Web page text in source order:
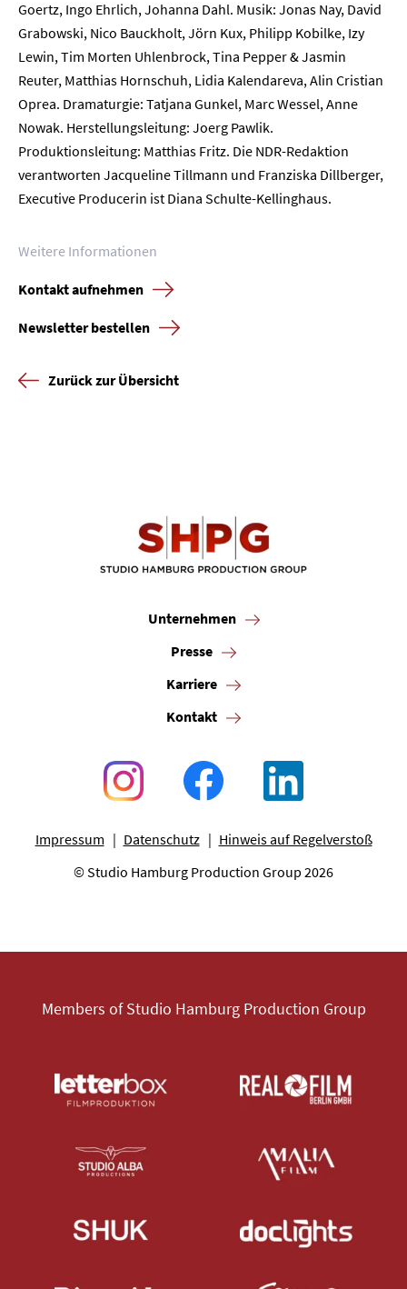
Goertz, Ingo Ehrlich, Johanna Dahl. Musik: Jonas Nay, David
Grabowski, Nico Bauckholt, Jörn Kux, Philipp Kobilke, Izy
Lewin, Tim Morten Uhlenbrock, Tina Pepper & Jasmin
Reuter, Matthias Hornschuh, Lidia Kalendareva, Alin Cristian
Oprea. Dramaturgie: Tatjana Gunkel, Marc Wessel, Anne
Nowak. Herstellungsleitung: Joerg Pawlik.
Produktionsleitung: Matthias Fritz. Die NDR-Redaktion
verantworten Jacqueline Tillmann und Franziska Dillberger,
Executive Producerin ist Diana Schulte-Kellinghaus.
Weitere Informationen
Kontakt aufnehmen
Newsletter bestellen
Zurück zur Übersicht
Unternehmen
Presse
Karriere
Kontakt
Impressum Datenschutz
Hinweis auf Regelverstoß
© Studio Hamburg Production Group 2026
Members of Studio Hamburg Production Group